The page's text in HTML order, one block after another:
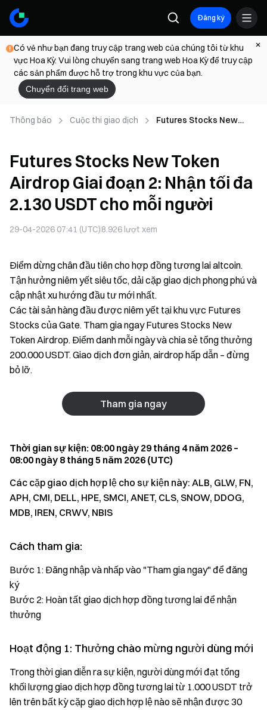
Đăng ký
Có vẻ như bạn đang truy cập trang web của chúng tôi từ khu
vực Hoa Kỳ. Vui lòng chuyển sang trang web Hoa Kỳ để truy cập
các sản phẩm được hỗ trợ trong khu vực của bạn.
Chuyển đổi trang web
Thông báo Cuộc thi giao dịch
Futures Stocks New
cho mỗi người
Futures Stocks New Token
Airdrop Giai đoạn 2: Nhận tối đa
2.130 USDT cho mỗi người
29-04-2026 07:41 (UTC)8.926 lượt xem
Điểm dừng chân đầu tiên cho hợp đồng tương lai altcoin.
Tận hưởng niêm yết siêu tốc, dải cặp giao dịch phong phú và
cập nhật xu hướng đầu tư mới nhất.
Các tài sản hàng đầu được niêm yết tại khu vực Futures
Stocks của Gate. Tham gia ngay Futures Stocks New
Token Airdrop. Điểm danh mỗi ngày và chia sẻ tổng thưởng
200.000 USDT. Giao dịch đơn giản, airdrop hấp dẫn – đừng
bỏ lỡ.
Tham gia ngay
Thời gian sự kiện: 08:00 ngày 29 tháng 4 năm 2026 –
08:00 ngày 8 tháng 5 năm 2026 (UTC)
Các cặp giao dịch hợp lệ cho sự kiện này: ALB, GLW, FN,
APH, CMI, DELL, HPE, SMCI, ANET, CLS, SNOW, DDOG,
MDB, IREN, CRWV, NBIS
Cách tham gia:
Bước 1: Đăng nhập và nhấp vào "Tham gia ngay" để đăng
ký
Bước 2: Hoàn tất giao dịch hợp đồng tương lai để nhận
thưởng
Hoạt động 1: Thưởng chào mừng người dùng mới
Trong thời gian diễn ra sự kiện, người dùng mới đạt tổng
khối lượng giao dịch hợp đồng tương lai từ 1.000 USDT trở
lên trên bất kỳ cặp giao dịch hợp lệ nào sẽ nhận được 30